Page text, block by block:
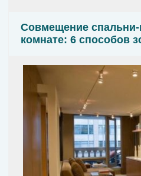
Совмещение спальни-
комнате: 6 способов